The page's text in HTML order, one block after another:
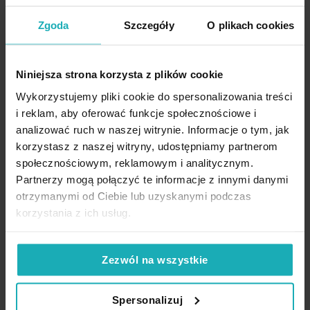
Zgoda Szczegóły O plikach cookies
Niniejsza strona korzysta z plików cookie
Wykorzystujemy pliki cookie do spersonalizowania treści
i reklam, aby oferować funkcje społecznościowe i
analizować ruch w naszej witrynie. Informacje o tym, jak
korzystasz z naszej witryny, udostępniamy partnerom
społecznościowym, reklamowym i analitycznym.
Partnerzy mogą połączyć te informacje z innymi danymi
otrzymanymi od Ciebie lub uzyskanymi podczas
korzystania z ich usług.
Zezwól na wszystkie
Spersonalizuj
szerokość: 50 cm
długość: 70 cm
skład: 100% poliester
gramatura: 560 g/m2
do listy życzeń
futrzanej tkaniny NINA
24,90 zł
Dodaj do koszyka Dodaj do listy życzeń
futrzanej tkaniny NINA
27,90 zł
Dodaj do koszyka
High-contrast mode
Podobne produkty